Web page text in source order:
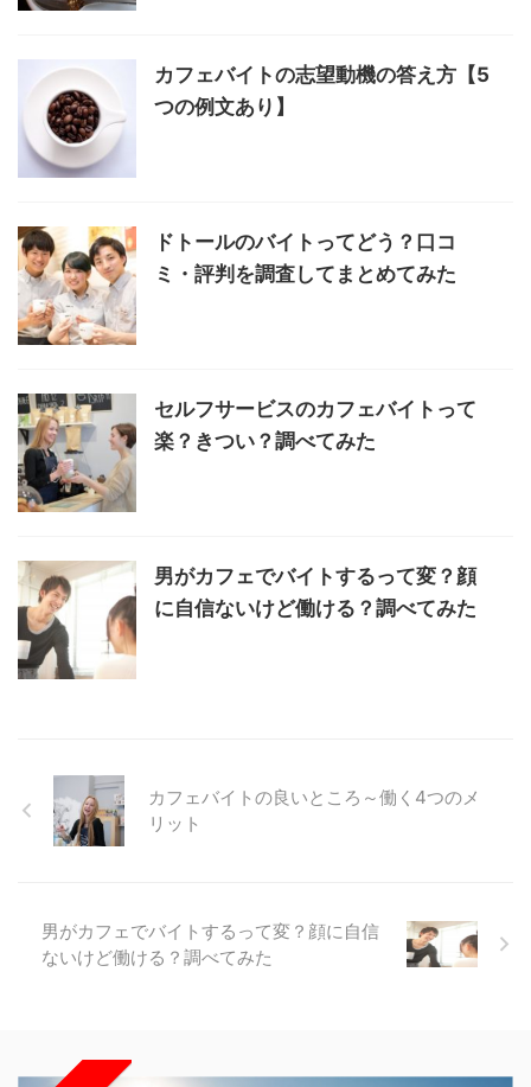
カフェバイトの志望動機の答え方【5
つの例文あり】
ドトールのバイトってどう？口コ
ミ・評判を調査してまとめてみた
セルフサービスのカフェバイトって
楽？きつい？調べてみた
男がカフェでバイトするって変？顔
に自信ないけど働ける？調べてみた
カフェバイトの良いところ～働く4つのメ
リット
男がカフェでバイトするって変？顔に自信
ないけど働ける？調べてみた